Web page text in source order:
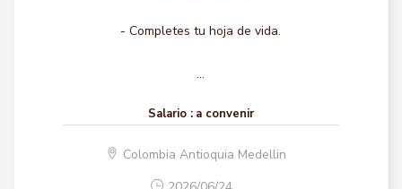
- Completes tu hoja de vida.
...
Salario : a convenir
Colombia Antioquia Medellin